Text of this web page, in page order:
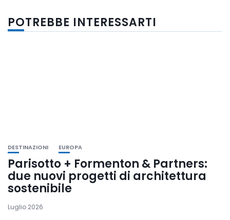
POTREBBE INTERESSARTI
DESTINAZIONI EUROPA
Parisotto + Formenton & Partners:
due nuovi progetti di architettura
sostenibile
Luglio 2026